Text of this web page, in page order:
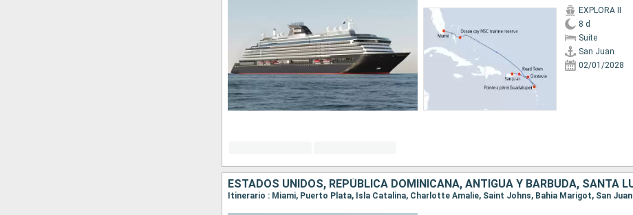
EXPLORA II
8 d
Suite
San Juan
02/01/2028
Itinerario : Miami, Puerto Plata, Isla Catalina, Charlotte Amalie, Saint Johns, Bahia Marigot, San Juan